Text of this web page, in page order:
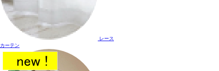
レース
カーテン